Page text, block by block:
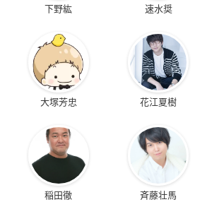
下野紘 速水奨
大塚芳忠 花江夏樹
稲田徹 斉藤壮馬